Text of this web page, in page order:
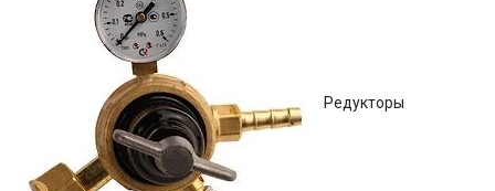
Редукторы